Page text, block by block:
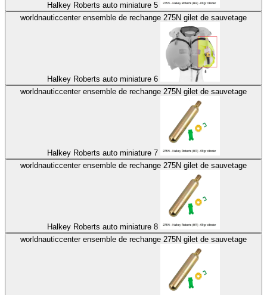
Halkey Roberts auto miniature 5
worldnauticcenter ensemble de rechange 275N gilet de sauvetage
Halkey Roberts auto miniature 6
worldnauticcenter ensemble de rechange 275N gilet de sauvetage
Halkey Roberts auto miniature 7
worldnauticcenter ensemble de rechange 275N gilet de sauvetage
Halkey Roberts auto miniature 8
worldnauticcenter ensemble de rechange 275N gilet de sauvetage